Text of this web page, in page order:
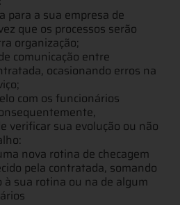
para a sua empresa de
que os processos serão
organização;
comunicação entre
ocasionando erros na
com os funcionários
verificar sua evolução ou não
nova rotina de checagem
pela contratada, somando
sua rotina ou na de algum